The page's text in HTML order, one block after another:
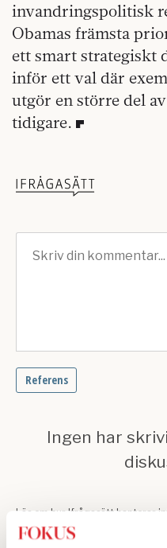
invandringspolitisk
Obamas främsta
ett smart strategiskt
inför ett val där
utgör en större del
tidigare.